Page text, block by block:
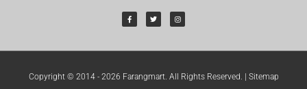
Copyright © 2014 - 2026 Farangmart. All Rights Reserved. | Sitemap